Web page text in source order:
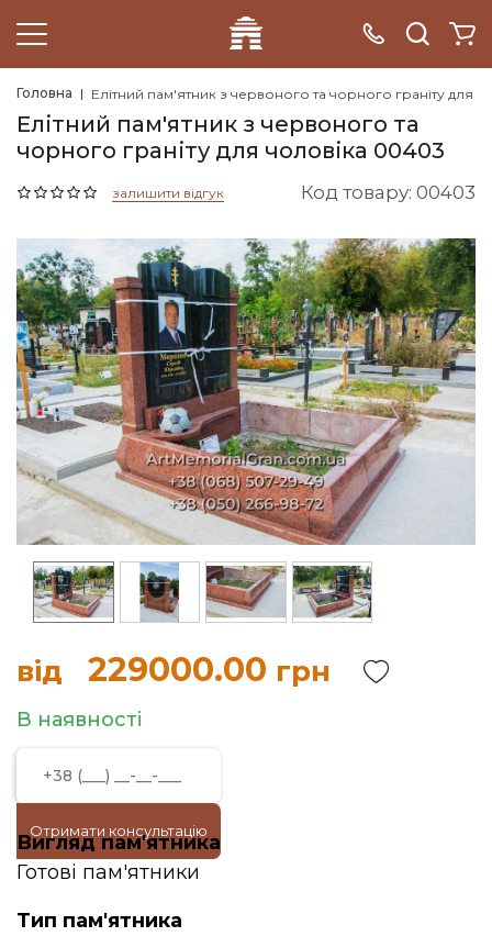
Головна Елітний пам'ятник з червоного та чорного граніту для
Елітний пам'ятник з червоного та
чорного граніту для чоловіка 00403
залишити відгук Код товару: 00403
від 229000.00 грн
В наявності
Отримати консультацію
Вигляд пам'ятника
Готові пам'ятники
Тип пам'ятника